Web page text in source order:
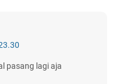
pasang lagi aja